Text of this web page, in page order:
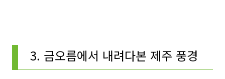
3. 금오름에서 내려다본 제주 풍경